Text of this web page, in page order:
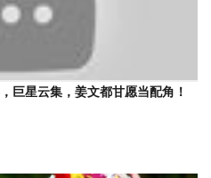
巨星云集，姜文都甘愿当配角！